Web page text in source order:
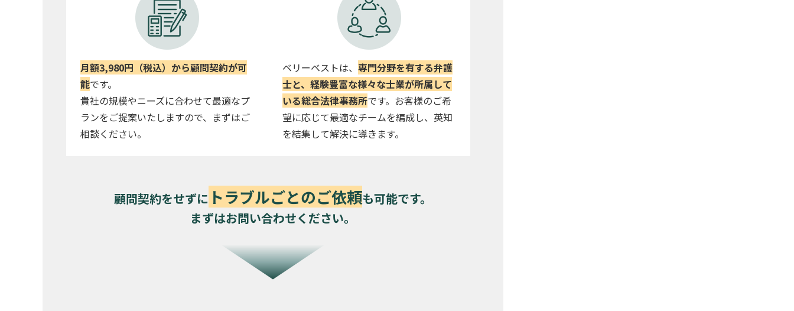
月額3,980円（税込）から顧問契約が可
能です。
貴社の規模やニーズに合わせて最適なプ
ランをご提案いたしますので、まずはご
相談ください。
ベリーベストは、 専門分野を有する弁護
士と、経験豊富な様々な士業が所属して
いる総合法律事務所です。お客様のご希
望に応じて最適なチームを編成し、英知
を結集して解決に導きます。
顧問契約をせずに トラブルごとのご依頼も可能です。
まずはお問い合わせください。